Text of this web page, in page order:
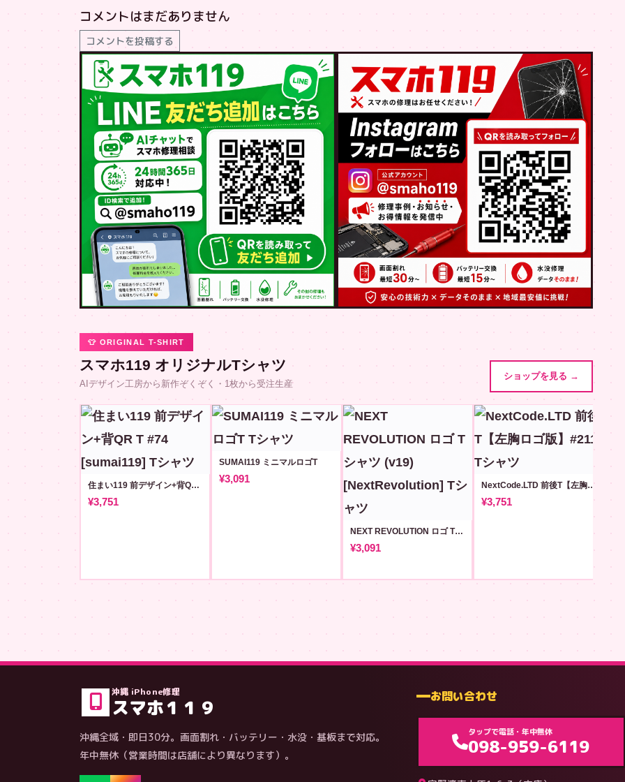
コメントはまだありません
コメントを投稿する
👕 ORIGINAL T-SHIRT
スマホ119 オリジナルTシャツ
AIデザイン工房から新作ぞくぞく・1枚から受注生産
ショップを見る →
住まい119 前デザイン+背QR T #74 [sumai119]
¥3,751
SUMAI119 ミニマルロゴT
¥3,091
NEXT REVOLUTION ロゴ Tシャツ (v19) [NextRevolution]
¥3,091
NextCode.LTD 前後T【左胸ロゴ版】#211
¥3,751
沖縄 iPhone修理
スマホ１１９
沖縄全域・即日30分。画面割れ・バッテリー・水没・基板まで対応。
年中無休（営業時間は店舗により異なります）。
お問い合わせ
タップで電話・年中無休
098-959-6119